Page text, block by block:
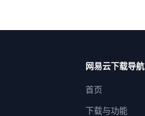
网易云下载导航
首页
下载与功能